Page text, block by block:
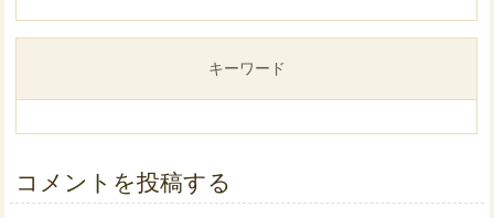
キーワード
コメントを投稿する